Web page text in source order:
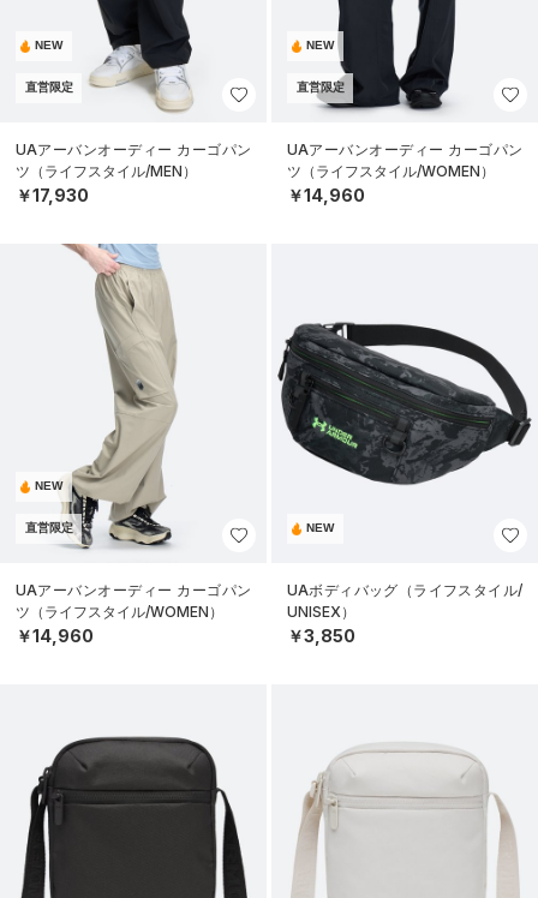
NEW
直営限定
UAアーバンオーディー カーゴパン
ツ（ライフスタイル/MEN）
￥17,930
NEW
直営限定
UAアーバンオーディー カーゴパン
ツ（ライフスタイル/WOMEN）
￥14,960
NEW
直営限定
UAアーバンオーディー カーゴパン
ツ（ライフスタイル/WOMEN）
￥14,960
NEW
UAボディバッグ（ライフスタイル/
UNISEX）
￥3,850